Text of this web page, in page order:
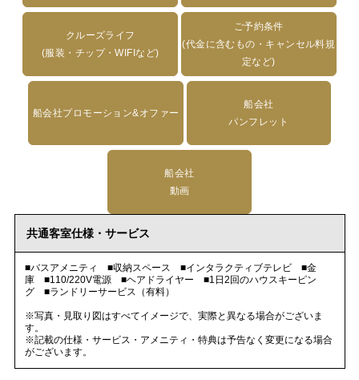
クルーズライフ
(服装・チップ・WIFIなど)
ご予約条件
(代金に含むもの・キャンセル料規
定など)
船会社プロモーション&オファー
船会社
パンフレット
船会社
動画
共通客室仕様・サービス
■バスアメニティ ■収納スペース ■インタラクティブテレビ ■金
庫 ■110/220V電源 ■ヘアドライヤー ■1日2回のハウスキーピン
グ ■ランドリーサービス（有料）
※写真・見取り図はすべてイメージで、実際と異なる場合がございま
す。
※記載の仕様・サービス・アメニティ・特典は予告なく変更になる場合
がございます。